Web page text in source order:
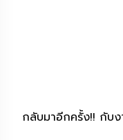
กลับมาอีกครั้ง!! กับ